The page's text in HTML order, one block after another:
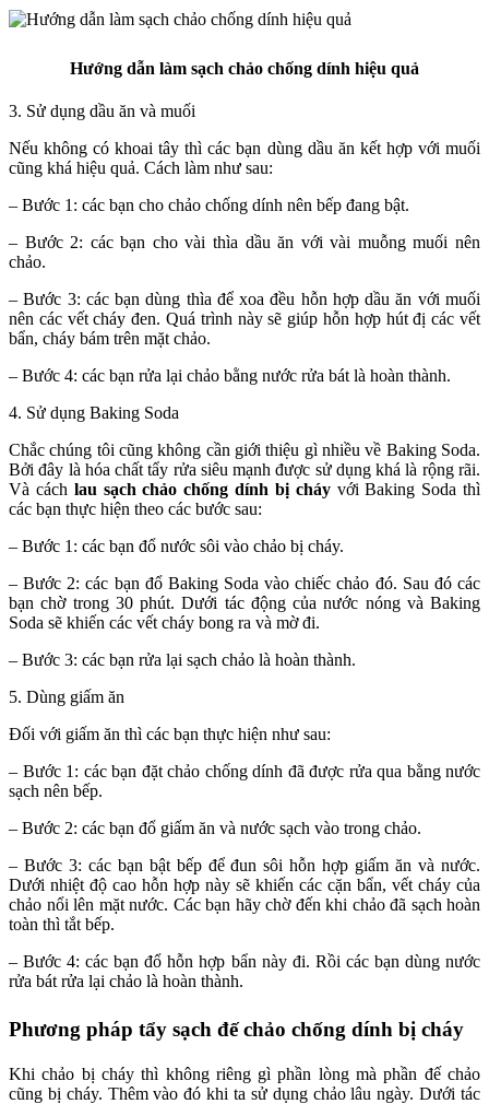
Hướng dẫn làm sạch chảo chống dính hiệu quả
3. Sử dụng dầu ăn và muối
Nếu không có khoai tây thì các bạn dùng dầu ăn kết hợp với muối
cũng khá hiệu quả. Cách làm như sau:
– Bước 1: các bạn cho chảo chống dính nên bếp đang bật.
– Bước 2: các bạn cho vài thìa dầu ăn với vài muỗng muối nên
chảo.
– Bước 3: các bạn dùng thìa để xoa đều hỗn hợp dầu ăn với muối
nên các vết cháy đen. Quá trình này sẽ giúp hỗn hợp hút đị các vết
bẩn, cháy bám trên mặt chảo.
– Bước 4: các bạn rửa lại chảo bằng nước rửa bát là hoàn thành.
4. Sử dụng Baking Soda
Chắc chúng tôi cũng không cần giới thiệu gì nhiều về Baking Soda.
Bởi đây là hóa chất tẩy rửa siêu mạnh được sử dụng khá là rộng rãi.
Và cách lau sạch chảo chống dính bị cháyvới Baking Soda thì
các bạn thực hiện theo các bước sau:
– Bước 1: các bạn đổ nước sôi vào chảo bị cháy.
– Bước 2: các bạn đổ Baking Soda vào chiếc chảo đó. Sau đó các
bạn chờ trong 30 phút. Dưới tác động của nước nóng và Baking
Soda sẽ khiến các vết cháy bong ra và mờ đi.
– Bước 3: các bạn rửa lại sạch chảo là hoàn thành.
5. Dùng giấm ăn
Đối với giấm ăn thì các bạn thực hiện như sau:
– Bước 1: các bạn đặt chảo chống dính đã được rửa qua bằng nước
sạch nên bếp.
– Bước 2: các bạn đổ giấm ăn và nước sạch vào trong chảo.
– Bước 3: các bạn bật bếp để đun sôi hỗn hợp giấm ăn và nước.
Dưới nhiệt độ cao hỗn hợp này sẽ khiến các cặn bẩn, vết cháy của
chảo nổi lên mặt nước. Các bạn hãy chờ đến khi chảo đã sạch hoàn
toàn thì tắt bếp.
– Bước 4: các bạn đổ hỗn hợp bẩn này đi. Rồi các bạn dùng nước
rửa bát rửa lại chảo là hoàn thành.
Phương pháp tẩy sạch đế chảo chống dính bị cháy
Khi chảo bị cháy thì không riêng gì phần lòng mà phần đế chảo
cũng bị cháy. Thêm vào đó khi ta sử dụng chảo lâu ngày. Dưới tác